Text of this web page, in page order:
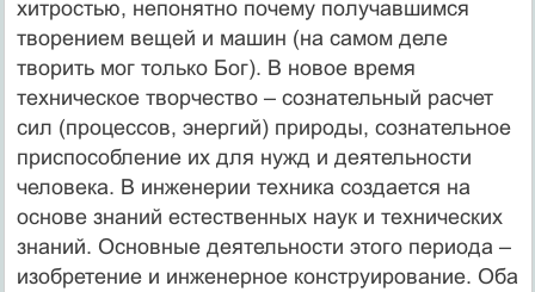
хитростью, непонятно почему получавшимся
творением вещей и машин (на самом деле
творить мог только Бог). В новое время
техническое творчество – сознательный расчет
сил (процессов, энергий) природы, сознательное
приспособление их для нужд и деятельности
человека. В инженерии техника создается на
основе знаний естественных наук и технических
знаний. Основные деятельности этого периода –
изобретение и инженерное конструирование. Оба